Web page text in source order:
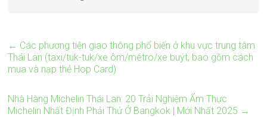
← Các phương tiện giao thông phổ biến ở khu vực trung tâm
Thái Lan (taxi/tuk-tuk/xe ôm/métro/xe buýt, bao gồm cách
mua và nạp thẻ Hop Card)
Nhà Hàng Michelin Thái Lan: 20 Trải Nghiệm Ẩm Thực
Michelin Nhất Định Phải Thử Ở Bangkok | Mới Nhất 2025 →